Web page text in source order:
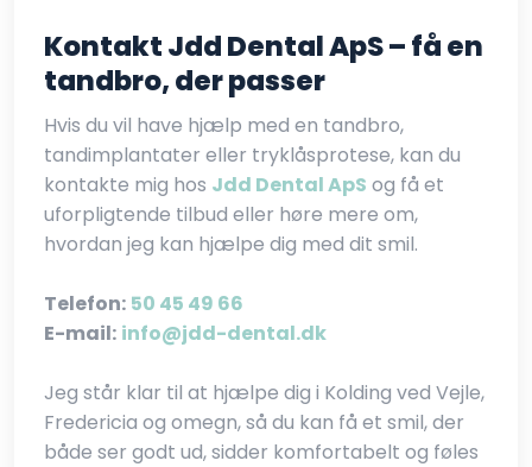
Kontakt Jdd Dental ApS – få en
tandbro, der passer
Hvis du vil have hjælp med en tandbro,
tandimplantater eller tryklåsprotese, kan du
kontakte mig hos Jdd Dental ApS og få et
uforpligtende tilbud eller høre mere om,
hvordan jeg kan hjælpe dig med dit smil.
Telefon: 50 45 49 66
E-mail: info@jdd-dental.dk
Jeg står klar til at hjælpe dig i Kolding ved Vejle,
Fredericia og omegn, så du kan få et smil, der
både ser godt ud, sidder komfortabelt og føles